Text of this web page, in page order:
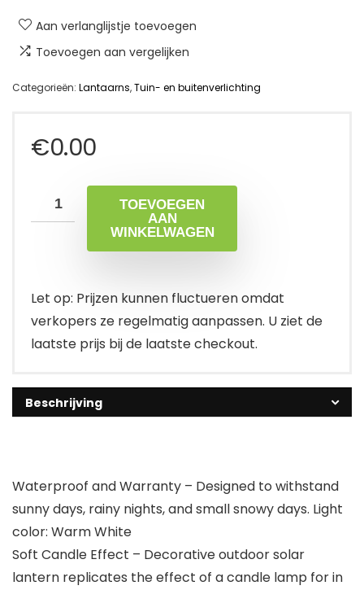
Aan verlanglijstje toevoegen
Toevoegen aan vergelijken
Categorieën: Lantaarns,Tuin- en buitenverlichting
€0.00
TOEVOEGEN
AAN
WINKELWAGEN
Let op: Prijzen kunnen fluctueren omdat
verkopers ze regelmatig aanpassen. U ziet de
laatste prijs bij de laatste checkout.
Beschrijving
Waterproof and Warranty – Designed to withstand
sunny days, rainy nights, and small snowy days. Light
color: Warm White
Soft Candle Effect – Decorative outdoor solar
lantern replicates the effect of a candle lamp for in